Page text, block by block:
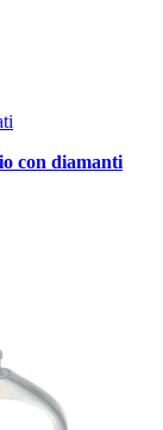
con diamanti